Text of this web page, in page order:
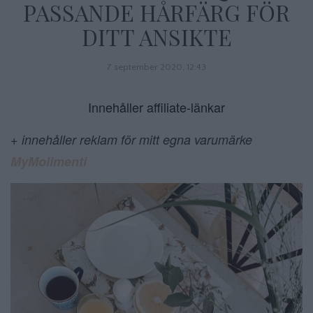
PASSANDE HÅRFÄRG FÖR
DITT ANSIKTE
7 september 2020, 12:43
Innehåller affiliate-länkar
+ innehåller reklam för mitt egna varumärke